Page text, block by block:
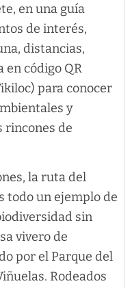
en una guía
de interés,
distancias,
en código QR
para conocer
y
rincones de
la ruta del
todo un ejemplo de
sin
vivero de
por el Parque del
Rodeados